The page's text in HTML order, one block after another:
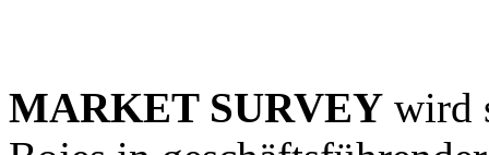
MARKET SURVEY wird